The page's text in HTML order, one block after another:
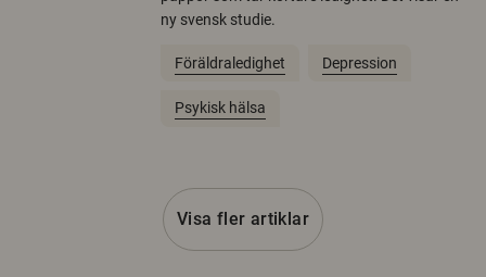
ny svensk studie.
Föräldraledighet Depression
Psykisk hälsa
Visa fler artiklar